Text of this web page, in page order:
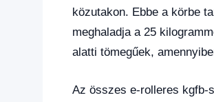
közutakon. Ebbe a körbe
meghaladja a 25
alatti tömegűek,
Az összes e-rolleres kgfb-